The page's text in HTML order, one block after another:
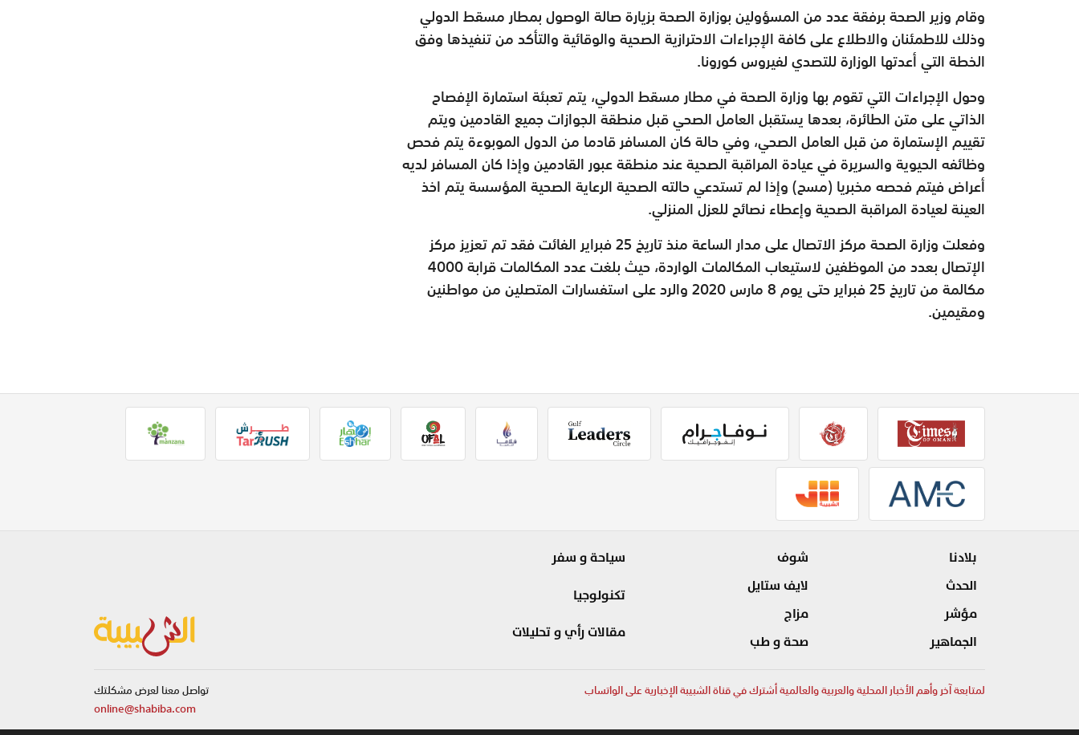
وقام وزير الصحة برفقة عدد من المسؤولين بوزارة الصحة بزيارة صالة الوصول بمطار مسقط الدولي
وذلك للاطمئنان والاطلاع على كافة الإجراءات الاحترازية الصحية والوقائية والتأكد من تنفيذها وفق
الخطة التي أعدتها الوزارة للتصدي لفيروس كورونا.
وحول الإجراءات التي تقوم بها وزارة الصحة في مطار مسقط الدولي، يتم تعبئة استمارة الإفصاح
الذاتي على متن الطائرة، بعدها يستقبل العامل الصحي قبل منطقة الجوازات جميع القادمين ويتم
تقييم الإستمارة من قبل العامل الصحي، وفي حالة كان المسافر قادما من الدول الموبوءة يتم فحص
وظائفه الحيوية والسريرة في عيادة المراقبة الصحية عند منطقة عبور القادمين وإذا كان المسافر لديه
أعراض فيتم فحصه مخبريا (مسح) وإذا لم تستدعي حالته الصحية الرعاية الصحية المؤسسة يتم اخذ
العينة لعيادة المراقبة الصحية وإعطاء نصائح للعزل المنزلي.
وفعلت وزارة الصحة مركز الاتصال على مدار الساعة منذ تاريخ 25 فبراير الفائت فقد تم تعزيز مركز
الإتصال بعدد من الموظفين لاستيعاب المكالمات الواردة، حيث بلغت عدد المكالمات قرابة 4000
مكالمة من تاريخ 25 فبراير حتى يوم 8 مارس 2020 والرد على استفسارات المتصلين من مواطنين
ومقيمين.
بلادنا
الحدث
مؤشر
الجماهير
شوف
لايف ستايل
مزاج
صحة و طب
سياحة و سفر
تكنولوجيا
مقالات رأي و تحليلات
لمتابعة آخر وأهم الأخبار المحلية والعربية والعالمية أشترك في قناة الشبيبة الإخبارية على الواتساب
تواصل معنا لعرض مشكلتك
online@shabiba.com